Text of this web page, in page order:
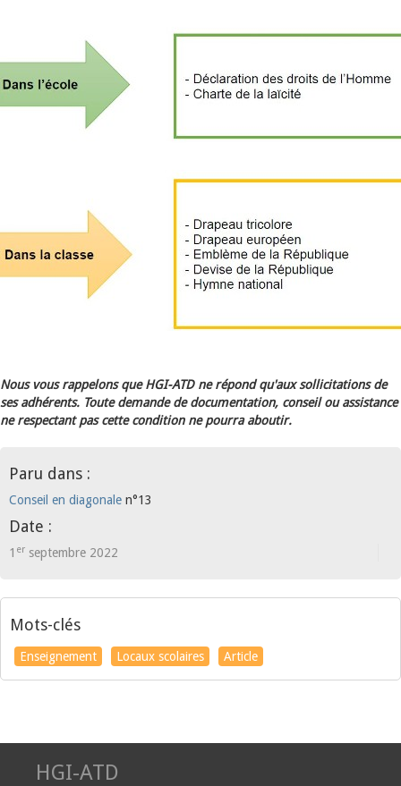
Nous vous rappelons que HGI-ATD ne répond qu'aux sollicitations de
ses adhérents. Toute demande de documentation, conseil ou assistance
ne respectant pas cette condition ne pourra aboutir.
Paru dans :
Conseil en diagonale n°13
Date :
1 er septembre 2022
Mots-clés
Enseignement Locaux scolaires Article
HGI-ATD